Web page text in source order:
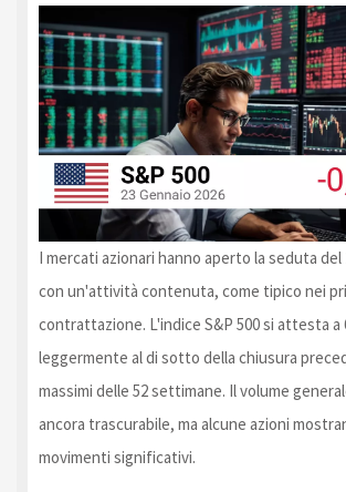
I mercati azionari hanno aperto la seduta del
con un'attività contenuta, come tipico nei
contrattazione. L'indice S&P 500 si attesta a
leggermente al di sotto della chiusura
massimi delle 52 settimane. Il volume
ancora trascurabile, ma alcune azioni
movimenti significativi.